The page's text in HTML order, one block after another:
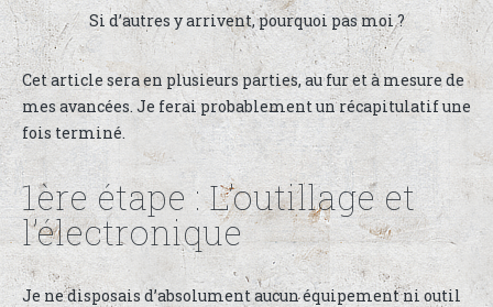
Si d’autres y arrivent, pourquoi pas moi ?
Cet article sera en plusieurs parties, au fur et à mesure de
mes avancées. Je ferai probablement un récapitulatif une
fois terminé.
1ère étape : L’outillage et
l’électronique
Je ne disposais d’absolument aucun équipement ni outil